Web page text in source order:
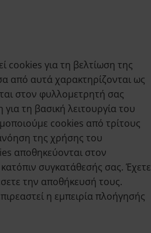
cookies για τη βελτίωση της
από αυτά χαρακτηρίζονται ως
στον φυλλομετρητή σας
τη βασική λειτουργία του
cookies από τρίτους
της χρήσης του
αποθηκεύονται στον
συγκατάθεσής σας. Έχετε
την αποθήκευσή τους.
η εμπειρία πλοήγησής